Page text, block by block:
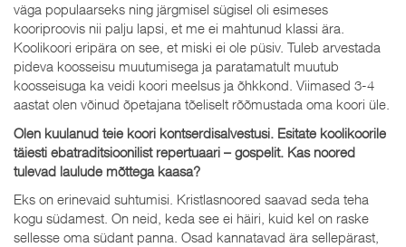
väga populaarseks ning järgmisel sügisel oli esimeses
kooriproovis nii palju lapsi, et me ei mahtunud klassi ära.
Koolikoori eripära on see, et miski ei ole püsiv. Tuleb arvestada
pideva koosseisu muutumisega ja paratamatult muutub
koosseisuga ka veidi koori meelsus ja õhkkond. Viimased 3-4
aastat olen võinud õpetajana tõeliselt rõõmustada oma koori üle.
Olen kuulanud teie koori kontserdisalvestusi. Esitate koolikoorile
täiesti ebatraditsioonilist repertuaari – gospelit. Kas noored
tulevad laulude mõttega kaasa?
Eks on erinevaid suhtumisi. Kristlasnoored saavad seda teha
kogu südamest. On neid, keda see ei häiri, kuid kel on raske
sellesse oma südant panna. Osad kannatavad ära sellepärast,